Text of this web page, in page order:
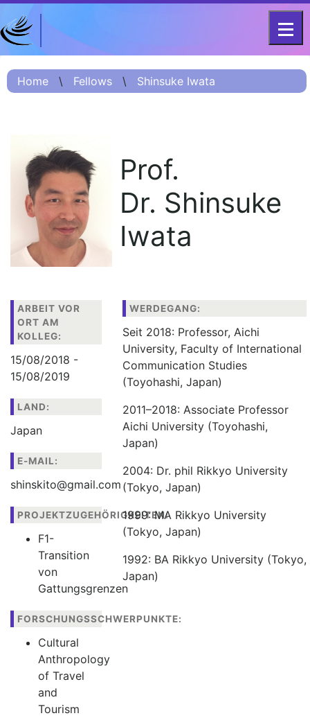
Home
Projektvorstellung
О проекте (Beschreibung
Russisch)
项目简介 (Beschreibung
Chinesisch)
Team
Veranstaltungsarchiv
Publikationen
Buch-Publikationen
Gesamtverzeichnis der
Reihe „Neuere Lyrik“
Internationale Zeitschrift für
Kulturkomparatistik
DFG-KOLLEG-FORSCHUNGSGRUPPE
FOR 2603 2017 – 2023
Home \ Fellows \ Shinsuke Iwata
Prof.
Dr. Shinsuke
Iwata
ARBEIT VOR
ORT AM
KOLLEG:
15/08/2018 -
15/08/2019
LAND:
Japan
E-MAIL:
shinskito@gmail.com
PROJEKTZUGEHÖRIGKEITEN:
F1-
Transition
von
Gattungsgrenzen
FORSCHUNGSSCHWERPUNKTE:
Cultural
Anthropology
of Travel
and
Tourism
WERDEGANG:
Seit 2018: Professor, Aichi
University, Faculty of International
Communication Studies
(Toyohashi, Japan)
2011–2018: Associate Professor
Aichi University (Toyohashi,
Japan)
2004: Dr. phil Rikkyo University
(Tokyo, Japan)
1999: MA Rikkyo University
(Tokyo, Japan)
1992: BA Rikkyo University (Tokyo,
Japan)